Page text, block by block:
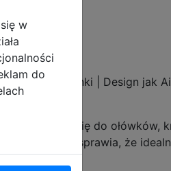
na ścinki | Design jak
sprawdzi się do ołówków,
forma sprawia, że
w
do